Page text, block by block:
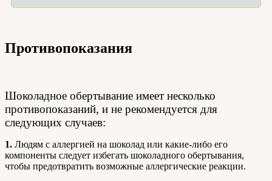
Противопоказания
Шоколадное обертывание имеет несколько
противопоказаний, и не рекомендуется для
следующих случаев:
1. Людям с аллергией на шоколад или какие-либо его
компоненты следует избегать шоколадного обертывания,
чтобы предотвратить возможные аллергические реакции.